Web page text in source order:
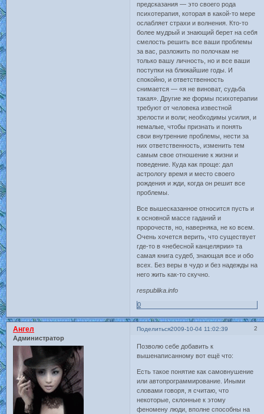
предсказания — это своего рода
психотерапия, которая в какой-то мере
ослабляет страхи и волнения. Кто-то
более мудрый и знающий берет на себя
смелость решить все ваши проблемы
за вас, разложить по полочкам не
только вашу личность, но и все ваши
поступки на ближайшие годы. И
спокойно, и ответственность
снимается — «я не виноват, судьба
такая». Другие же формы психотерапии
требуют от человека известной
зрелости и воли; необходимы усилия, и
немалые, чтобы признать и понять
свои внутренние проблемы, нести за
них ответственность, изменить тем
самым свое отношение к жизни и
поведение. Куда как проще: дал
астрологу время и место своего
рождения и жди, когда он решит все
проблемы.
Все вышесказанное относится пусть и
к основной массе гаданий и
пророчеств, но, наверняка, не ко всем.
Очень хочется верить, что существует
где-то в «небесной канцелярии» та
самая книга судеб, знающая все и обо
всех. Без веры в чудо и без надежды на
него жить как-то скучно.
respublika.info
0
Поделиться 2
2009-10-04 11:02:39
Ангел
Администратор
Позволю себе добавить к
вышенаписанному вот ещё что:
Есть такое понятие как самовнушение
или автопрограммирование. Иными
словами говоря, я считаю, что
некоторые, склонные к этому
феномену люди, вполне способны на